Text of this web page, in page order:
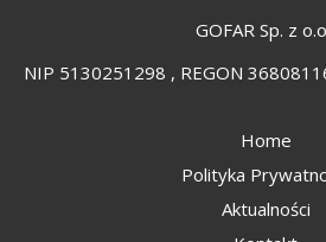
GOFAR Sp. z
NIP 5130251298 , REGON
Home
Polityka
Aktualności